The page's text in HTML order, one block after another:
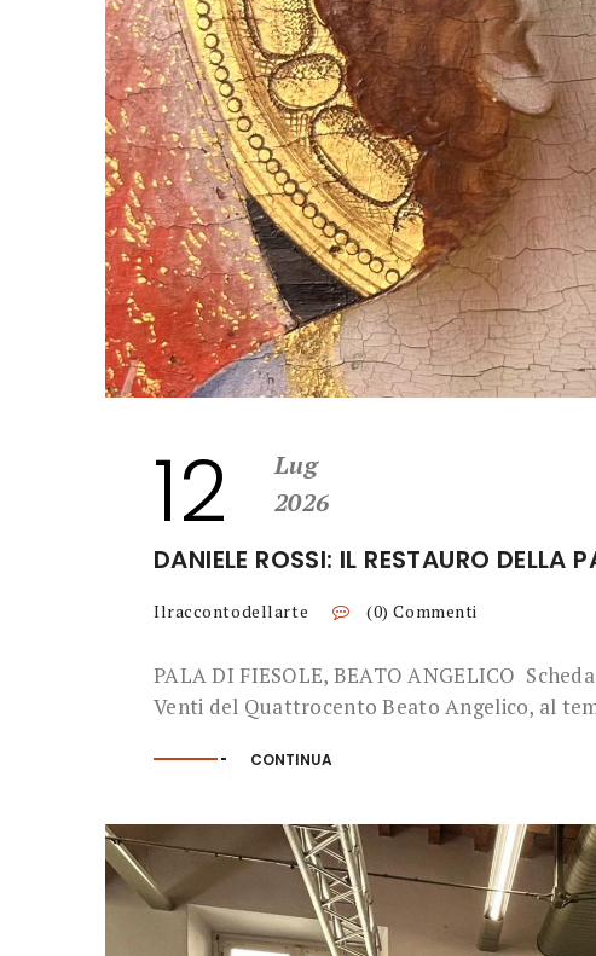
12
Lug
2026
DANIELE ROSSI: IL RESTAURO DELLA
Ilraccontodellarte (0) Commenti
PALA DI FIESOLE, BEATO ANGELICO
Venti del Quattrocento Beato Angelico, al
CONTINUA